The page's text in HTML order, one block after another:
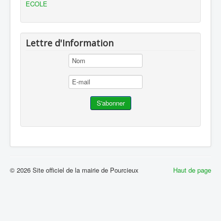
ECOLE
Lettre d'Information
Haut de page
© 2026 Site officiel de la mairie de Pourcieux